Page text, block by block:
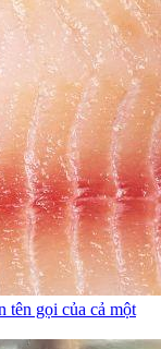
tên gọi của cả một